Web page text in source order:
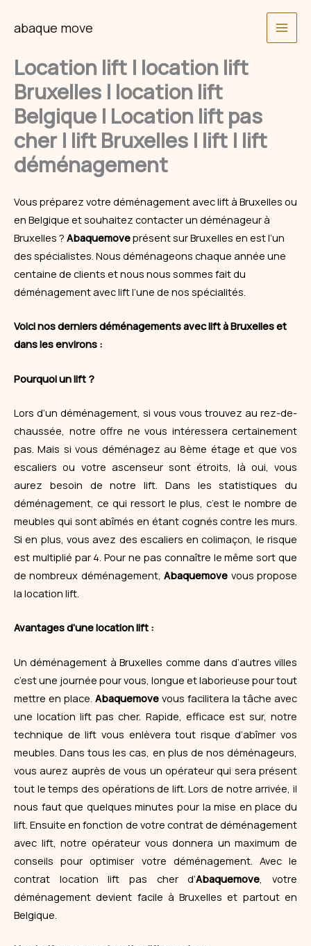
abaque move
Location lift | location lift
Bruxelles | location lift
Belgique | Location lift pas
cher | lift Bruxelles | lift | lift
déménagement
Vous préparez votre déménagementavec lift à Bruxelles ou
en Belgique et souhaitez contacter un déménageur à
Bruxelles ? Abaquemoveprésent sur Bruxelles en est l’un
des spécialistes. Nous déménageons chaque année une
centaine de clients et nous nous sommes fait du
déménagement avec lift l’une de nos spécialités.
Voici nos derniers déménagements avec lift à Bruxelles et
dans les environs :
Pourquoi un lift ?
Lors d’un déménagement , si vous vous trouvez au rez-de-
chaussée, notre offre ne vous intéressera certainement
pas. Mais si vous déménagez au 8ème étage et que vos
escaliers ou votre ascenseur sont étroits, là oui, vous
aurez besoin de notre lift. Dans les statistiques du
déménagement, ce qui ressort le plus, c’est le nombre de
meubles qui sont abîmés en étant cognés contre les murs.
Si en plus, vous avez des escaliers en colimaçon, le risque
est multiplié par 4. Pour ne pas connaître le même sort que
de nombreux déménagement,Abaquemove vous propose
la location lift.
Avantages d’une location lift :
Undéménagement à Bruxelles comme dans d’autres villes
c’est une journée pour vous, longue et laborieuse pour tout
mettre en place. Abaquemove vous facilitera la tâche avec
une location lift pas cher. Rapide, efficace est sur, notre
technique de lift vous enlèvera tout risque d’abîmer vos
meubles. Dans tous les cas, en plus de nos déménageurs,
vous aurez auprès de vous un opérateur qui sera présent
tout le temps des opérations de lift. Lors de notre arrivée, il
nous faut que quelques minutes pour la mise en place du
lift. Ensuite en fonction de votre contrat de déménagement
avec lift, notre opérateur vous donnera un maximum de
conseils pour optimiser votre déménagement. Avec le
contrat location lift pas cher d’Abaquemove , votre
déménagement devient facile à Bruxelles et partout en
Belgique.